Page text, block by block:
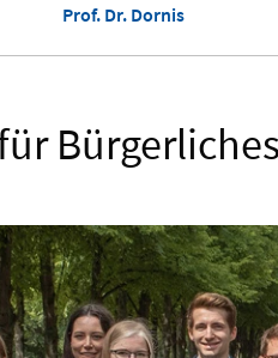
Prof. Dr. Dornis